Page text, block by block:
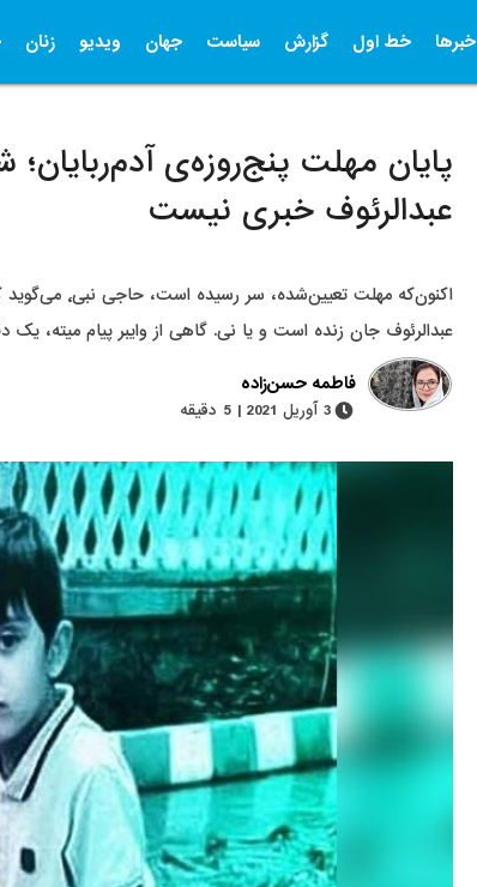
خبرها خط اول گزارش سیاست جهان ویدیو زنان
پایان مهلت پنج‌روزه‌ی
عبدالرئوف خبری نیست
اکنون‌که
عبدالرئوف جان زنده است و یا نی. گاهی از وایبر پیام میته،
فاطمه حسن‌زاده
3 آوریل 2021 | 5 دقیقه